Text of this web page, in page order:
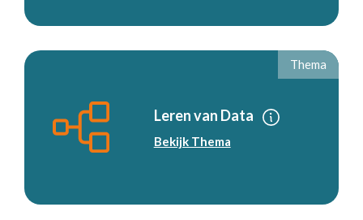
Leren van Data
Bekijk Thema
Thema